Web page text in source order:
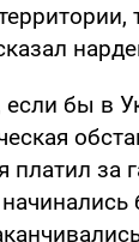
если бы в
за